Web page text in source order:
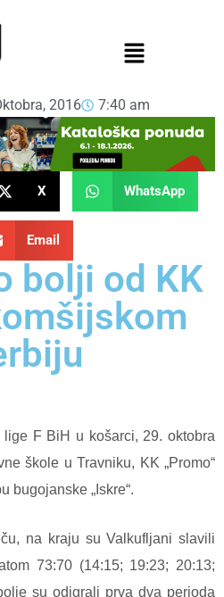
2016 7:40 am
X WhatsApp
Email
bolji od KK
F BiH u košarci, 29. oktobra
škole u Travniku, KK „Promo“
bugojanske „Iskre“.
na kraju su Valkufljani slavili
73:70 (14:15; 19:23; 20:13;
su odigrali prva dva perioda